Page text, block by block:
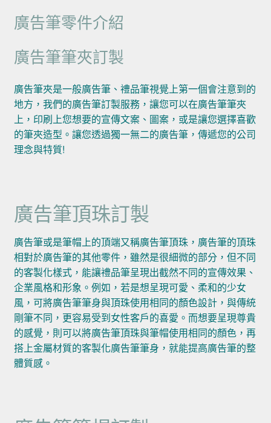
廣告筆零件介紹
廣告筆筆夾訂製
廣告筆夾是一般廣告筆、禮品筆視覺上第一個會注意到的
地方，我們的廣告筆訂製服務，讓您可以在廣告筆筆夾
上，印刷上您想要的宣傳文案、圖案，或是讓您選擇喜歡
的筆夾造型。讓您透過獨一無二的廣告筆，傳遞您的公司
理念與特質!
廣告筆頂珠訂製
廣告筆或是筆帽上的頂端又稱廣告筆頂珠，廣告筆的頂珠
相對於廣告筆的其他零件，雖然是很細微的部分，但不同
的客製化樣式，能讓禮品筆呈現出截然不同的宣傳效果、
企業風格和形象。例如，若是想呈現可愛、柔和的少女
風，可將廣告筆筆身與頂珠使用相同的顏色設計，與傳統
剛筆不同，更容易受到女性客戶的喜愛。而想要呈現尊貴
的感覺，則可以將廣告筆頂珠與筆帽使用相同的顏色，再
搭上金屬材質的客製化廣告筆筆身，就能提高廣告筆的整
體質感。